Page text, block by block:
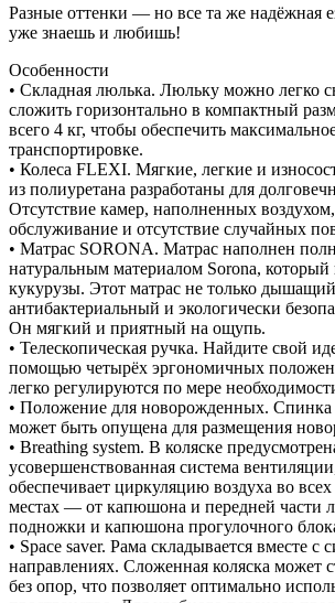
Разные оттенки — но все та же надёжная
уже знаешь и любишь!
Особенности
• Складная люлька. Люльку можно легко
сложить горизонтально в компактный
всего 4 кг, чтобы обеспечить
транспортировке.
• Колеса FLEXI. Мягкие, легкие и
из полиуретана разработаны для
Отсутствие камер, наполненных воздухом,
обслуживание и отсутствие случайных
• Матрас SORONA. Матрас наполнен
натуральным материалом Sorona, который
кукурузы. Этот матрас не только
антибактериальный и экологически
Он мягкий и приятный на ощупь.
• Телескопическая ручка. Найдите свой
помощью четырёх эргономичных
легко регулируются по мере
• Положение для новорожденных. Спинка
может быть опущена для размещения
• Breathing system. В коляске
усовершенствованная система
обеспечивает циркуляцию воздуха во
местах — от капюшона и передней части
подножки и капюшона прогулочного
• Space saver. Рама складывается вместе с
направлениях. Сложенная коляска может
без опор, что позволяет оптимально